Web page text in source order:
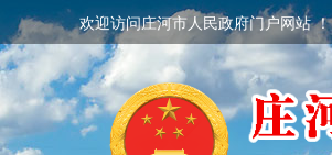
欢迎访问庄河市人民政府门户网站 ！